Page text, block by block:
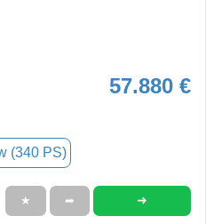
57.880 €
(340 PS)
★ ➦ ➜